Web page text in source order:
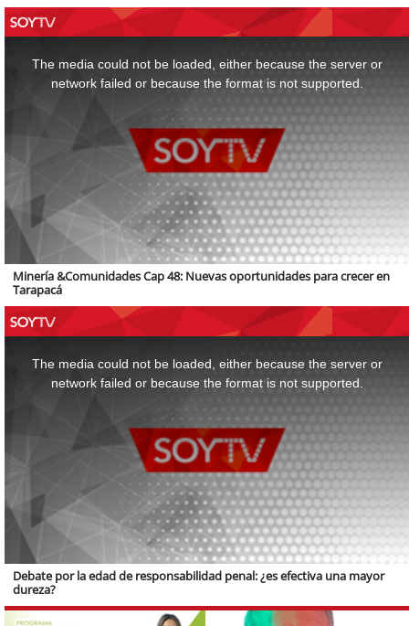
The media could not be loaded, either because the server or
network failed or because the format is not supported.
Minería &Comunidades Cap 48: Nuevas oportunidades para crecer en
Tarapacá
The media could not be loaded, either because the server or
network failed or because the format is not supported.
Debate por la edad de responsabilidad penal: ¿es efectiva una mayor
dureza?